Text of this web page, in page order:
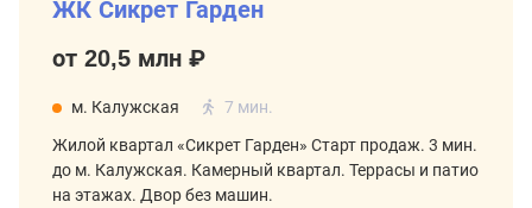
ЖК Сикрет Гарден
от 20,5 млн ₽
м. Калужская 7 мин.
Жилой квартал «Сикрет Гарден» Старт продаж. 3 мин.
до м. Калужская. Камерный квартал. Террасы и патио
на этажах. Двор без машин.